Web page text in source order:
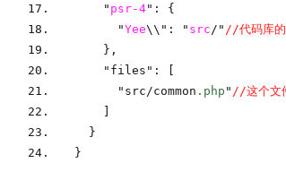
" psr-4": {
"Yee\\": " src/" //代码库的
} ,
"files" :
"src/common .php " //这个文
}
}